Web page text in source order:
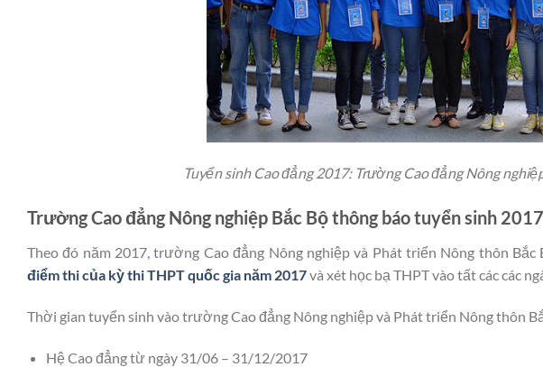
Tuyển sinh Cao đẳng 2017: Trường Cao đẳng Nông
Trường Cao đẳng Nông nghiệp Bắc Bộ thông báo tuyển sinh 2017
Theo đó năm 2017, trường Cao đẳng Nông nghiệp và Phát triển Nông thôn
điểm thi của kỳ thi THPT quốc gia năm 2017và xét học bạ THPT vào tất các các
Thời gian tuyển sinh vào trường Cao đẳng Nông nghiệp và Phát triển Nông thôn
Hệ Cao đẳng từ ngày 31/06 – 31/12/2017